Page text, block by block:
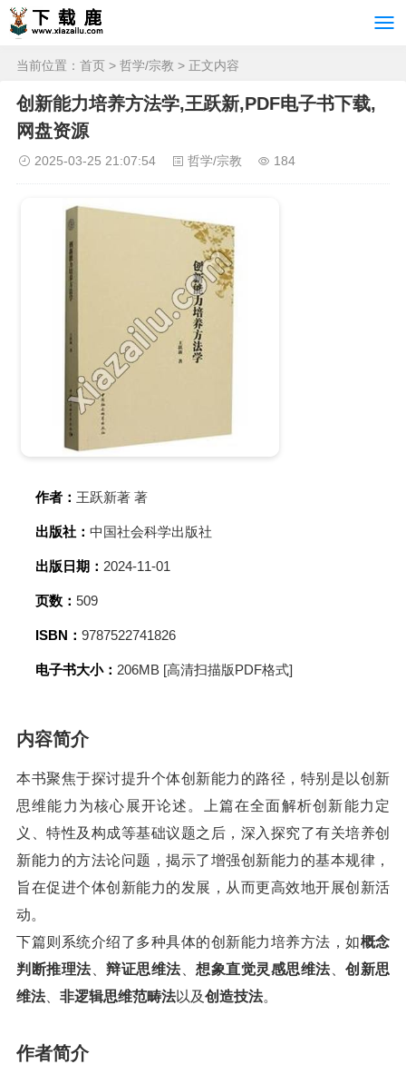
当前位置： 首页 > 哲学/宗教 > 正文内容
创新能力培养方法学,王跃新,PDF电子书下载,
网盘资源
2025-03-25 21:07:54 哲学/宗教 184
作者： 王跃新著 著
出版社： 中国社会科学出版社
出版日期： 2024-11-01
页数： 509
ISBN： 9787522741826
电子书大小： 206MB [高清扫描版PDF格式]
内容简介
本书聚焦于探讨提升个体创新能力的路径，特别是以创新
思维能力为核心展开论述。上篇在全面解析创新能力定
义、特性及构成等基础议题之后，深入探究了有关培养创
新能力的方法论问题，揭示了增强创新能力的基本规律，
旨在促进个体创新能力的发展，从而更高效地开展创新活
动。
下篇则系统介绍了多种具体的创新能力培养方法，如概念
判断推理法、 辩证思维法、 想象直觉灵感思维法、 创新思
维法、 非逻辑思维范畴法以及创造技法。
作者简介